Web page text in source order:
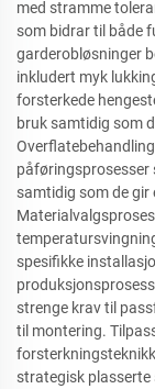
med stramme
som bidrar til både
garderobløsninger
inkludert myk
forsterkede
bruk samtidig som
påføringsprosesser
samtidig som de gir
spesifikke
strenge krav til
til montering.
strategisk